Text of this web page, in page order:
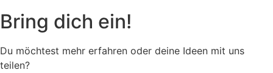
Bring dich ein!
Du möchtest mehr erfahren oder deine Ideen mit uns
teilen?